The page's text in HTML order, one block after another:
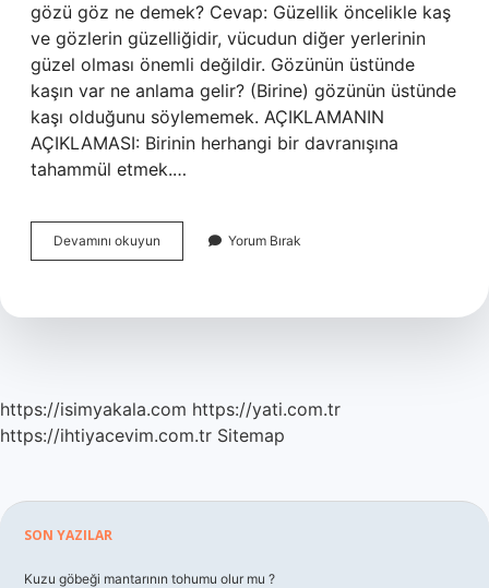
gözü göz ne demek? Cevap: Güzellik öncelikle kaş
ve gözlerin güzelliğidir, vücudun diğer yerlerinin
güzel olması önemli değildir. Gözünün üstünde
kaşın var ne anlama gelir? (Birine) gözünün üstünde
kaşı olduğunu söylememek. AÇIKLAMANIN
AÇIKLAMASI: Birinin herhangi bir davranışına
tahammül etmek.…
Devamını okuyun
Göz
Anlama
Yorum Bırak
https://isimyakala.com https://yati.com.tr
https://ihtiyacevim.com.tr Sitemap
Sidebar
SON YAZILAR
Kuzu göbeği mantarının tohumu olur mu ?